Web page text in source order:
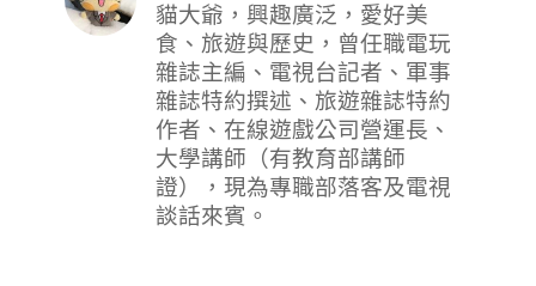
貓大爺，興趣廣泛，愛好美
食、旅遊與歷史，曾任職電玩
雜誌主編、電視台記者、軍事
雜誌特約撰述、旅遊雜誌特約
作者、在線遊戲公司營運長、
大學講師（有教育部講師
證），現為專職部落客及電視
談話來賓。